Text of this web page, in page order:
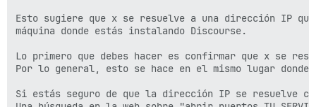
Esto sugiere que x se resuelve a una dirección IP
máquina donde estás instalando Discourse.
Lo primero que debes hacer es confirmar que x se
Por lo general, esto se hace en el mismo lugar donde
Si estás seguro de que la dirección IP se resuelve